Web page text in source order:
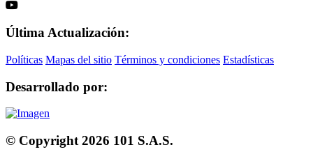
Última Actualización:
Políticas Mapas del sitio Términos y condiciones Estadísticas
Desarrollado por:
© Copyright 2026 101 S.A.S.